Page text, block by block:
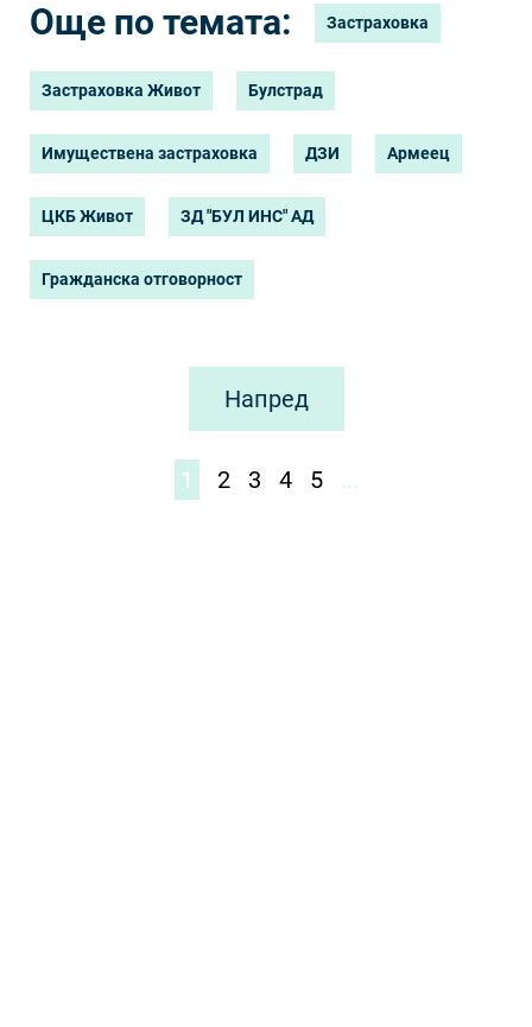
Още по темата: Застраховка
Застраховка Живот Булстрад
Имуществена застраховка ДЗИ Армеец
ЦКБ Живот ЗД "БУЛ ИНС" АД
Гражданска отговорност
Напред
1 2 3 4 5 ...